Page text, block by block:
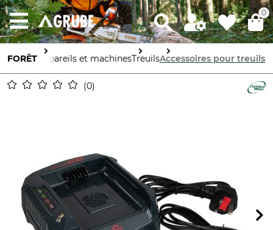
0
FORÊT Appareils et machinesTreuilsAccessoires pour treuils
0